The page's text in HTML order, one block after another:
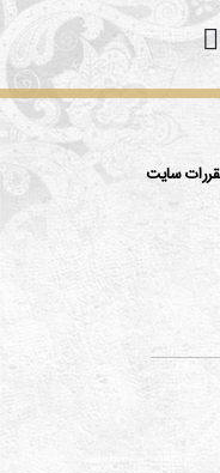
سایت